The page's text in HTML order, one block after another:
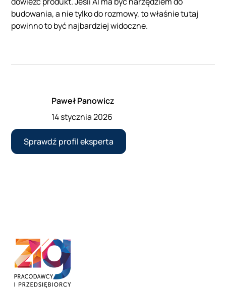
budowania, a nie tylko do rozmowy, to właśnie tutaj
powinno to być najbardziej widoczne.
Paweł Panowicz
14 stycznia 2026
Sprawdź profil eksperta